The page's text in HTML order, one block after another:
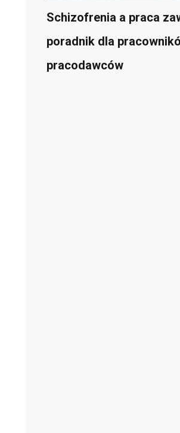
Schizofrenia a praca
poradnik dla
pracodawców